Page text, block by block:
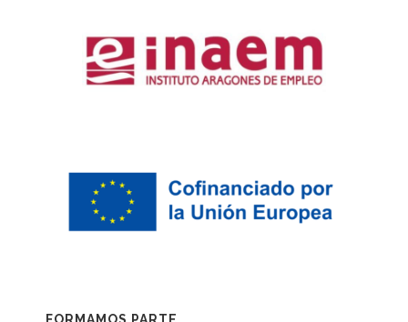
FORMAMOS PARTE